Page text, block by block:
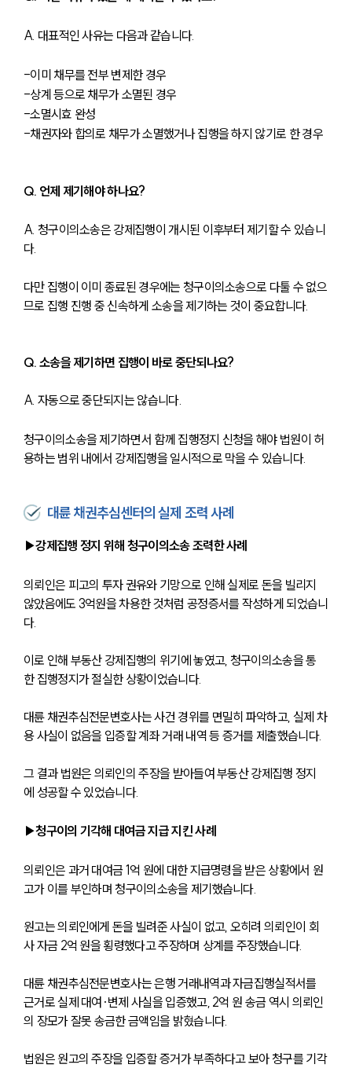
A. 대표적인 사유는 다음과 같습니다.
-이미 채무를 전부 변제한 경우
-상계 등으로 채무가 소멸된 경우
-소멸시효 완성
-채권자와 합의로 채무가 소멸했거나 집행을 하지 않기로 한 경우
Q. 언제 제기해야 하나요?
A. 청구이의소송은 강제집행이 개시된 이후부터 제기할 수 있습니
다.
다만 집행이 이미 종료된 경우에는 청구이의소송으로 다툴 수 없으
므로 집행 진행 중 신속하게 소송을 제기하는 것이 중요합니다.
Q. 소송을 제기하면 집행이 바로 중단되나요?
A. 자동으로 중단되지는 않습니다.
청구이의소송을 제기하면서 함께 집행정지 신청을 해야 법원이 허
용하는 범위 내에서 강제집행을 일시적으로 막을 수 있습니다.
대륜 채권추심센터의 실제 조력 사례
▶강제집행 정지 위해 청구이의소송 조력한 사례
의뢰인은 피고의 투자 권유와 기망으로 인해 실제로 돈을 빌리지
않았음에도 3억원을 차용한 것처럼 공정증서를 작성하게 되었습니
다.
이로 인해 부동산 강제집행의 위기에 놓였고, 청구이의소송을 통
한 집행정지가 절실한 상황이었습니다.
대륜 채권추심전문변호사는 사건 경위를 면밀히 파악하고, 실제 차
용 사실이 없음을 입증할 계좌 거래 내역 등 증거를 제출했습니다.
그 결과 법원은 의뢰인의 주장을 받아들여 부동산 강제집행 정지
에 성공할 수 있었습니다.
▶청구이의 기각해 대여금 지급 지킨 사례
의뢰인은 과거 대여금 1억 원에 대한 지급명령을 받은 상황에서 원
고가 이를 부인하며 청구이의소송을 제기했습니다.
원고는 의뢰인에게 돈을 빌려준 사실이 없고, 오히려 의뢰인이 회
사 자금 2억 원을 횡령했다고 주장하며 상계를 주장했습니다.
대륜 채권추심전문변호사는 은행 거래내역과 자금집행실적서를
근거로 실제 대여·변제 사실을 입증했고, 2억 원 송금 역시 의뢰인
의 장모가 잘못 송금한 금액임을 밝혔습니다.
법원은 원고의 주장을 입증할 증거가 부족하다고 보아 청구를 기각